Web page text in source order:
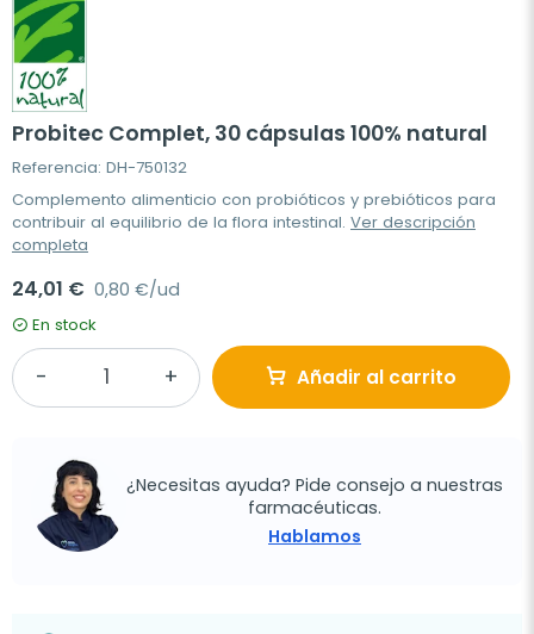
Probitec Complet, 30 cápsulas 100% natural
Referencia: DH-750132
Complemento alimenticio con probióticos y prebióticos para
contribuir al equilibrio de la flora intestinal. Ver descripción
completa
24,01 € 0,80 €/ud
En stock
Añadir al carrito
¿Necesitas ayuda? Pide consejo a nuestras
farmacéuticas.
Hablamos